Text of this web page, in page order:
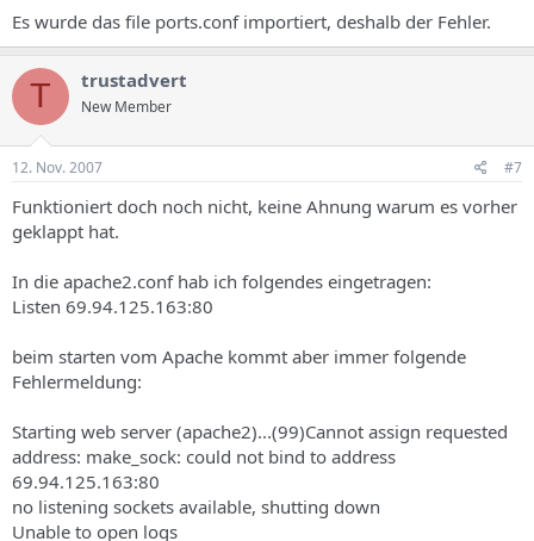
Es wurde das file ports.conf importiert, deshalb der Fehler.
T trustadvert
New Member
12. Nov. 2007 #7
Funktioniert doch noch nicht, keine Ahnung warum es vorher
geklappt hat.
In die apache2.conf hab ich folgendes eingetragen:
Listen 69.94.125.163:80
beim starten vom Apache kommt aber immer folgende
Fehlermeldung:
Starting web server (apache2)...(99)Cannot assign requested
address: make_sock: could not bind to address
69.94.125.163:80
no listening sockets available, shutting down
Unable to open logs